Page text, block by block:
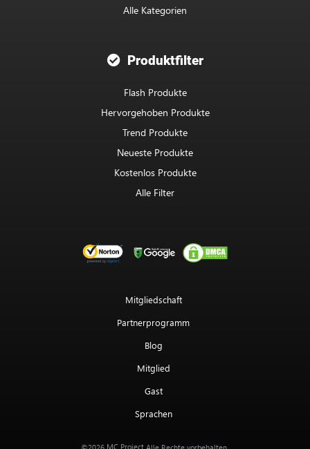
Alle Kategorien
Produktfilter
Flash Produkte
Hervorgehoben Produkte
Trend Produkte
Neueste Produkte
Kostenlos Produkte
Alle Filter
Mitgliedschaft
Partnerprogramm
Blog
Mitglied
Gast
Sprachen
MC Project